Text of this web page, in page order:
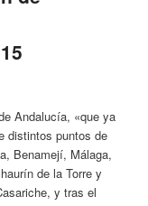
Andalucía, «que ya
distintos puntos de
Benamejí, Málaga,
de la Torre y
y tras el